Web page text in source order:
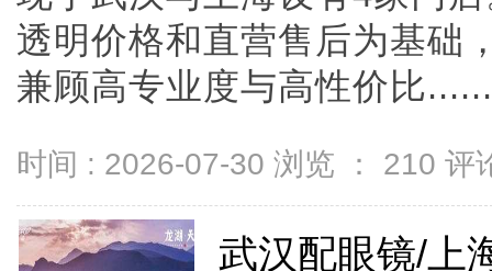
透明价格和直营售后为基础
兼顾高专业度与高性价比......
时间 : 2026-07-30 浏览 ： 210 评
武汉配眼镜/上